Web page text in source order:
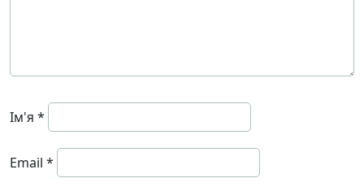
Ім'я *
Email *